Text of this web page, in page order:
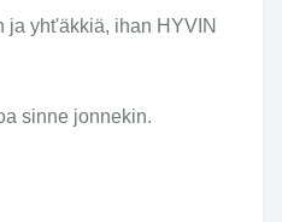
_mieheksi_
tai ainakin...
to expand...
takia itketään
!
sinä olet hyvin komea
ja yht'äkkiä, ihan HYVIN
sinne jonnekin.